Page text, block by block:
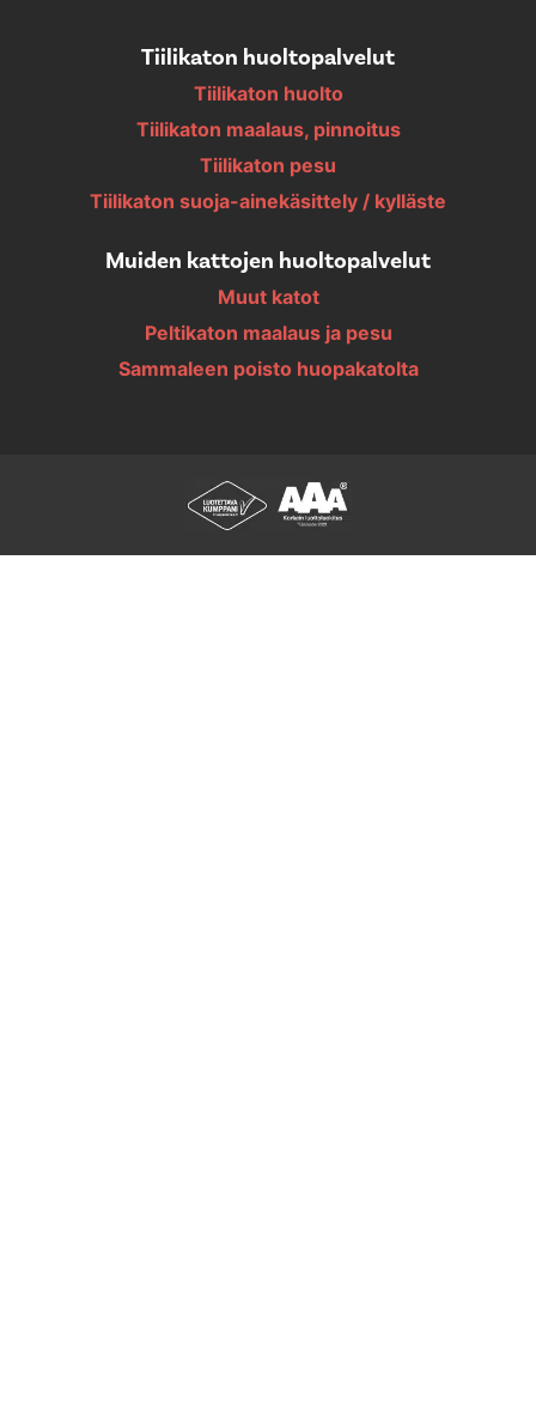
Tiilikaton huoltopalvelut
Tiilikaton huolto
Tiilikaton maalaus, pinnoitus
Tiilikaton pesu
Tiilikaton suoja-ainekäsittely / kylläste
Muiden kattojen huoltopalvelut
Muut katot
Peltikaton maalaus ja pesu
Sammaleen poisto huopakatolta